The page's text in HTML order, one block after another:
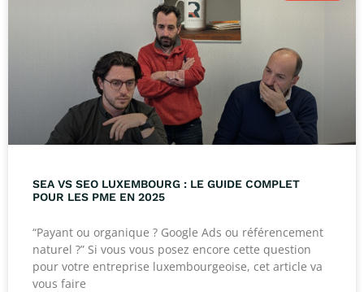
SEA VS SEO LUXEMBOURG : LE GUIDE COMPLET
POUR LES PME EN 2025
“Payant ou organique ? Google Ads ou référencement
naturel ?” Si vous vous posez encore cette question
pour votre entreprise luxembourgeoise, cet article va
vous faire